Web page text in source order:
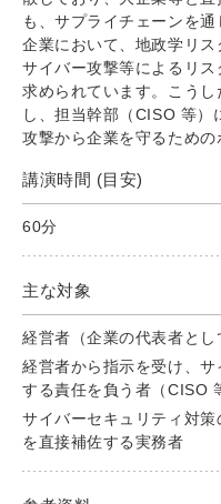
も、サプライチェーンを
企業において、地政学リス
サイバー攻撃等によるリ
求められています。こう
し、担当幹部（CISO 等）
攻撃から企業を守るための
講演時間 (目安)
60分
主な対象
経営者（企業の代表者とし
経営者から指示を受け、
する責任を負う者（CISO
サイバーセキュリティ対
を直接補佐する実務者